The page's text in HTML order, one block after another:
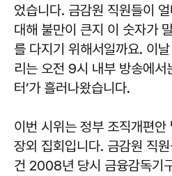
었습니다. 금감원 직원들이
대해 불만이 큰지 이 숫자가
를 다지기 위해서일까요. 이
리는 오전 9시 내부 방송에서
터’가 흘러나왔습니다.
이번 시위는 정부 조직개편안
장외 집회입니다. 금감원 직
건 2008년 당시 금융감독기